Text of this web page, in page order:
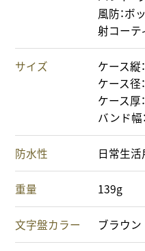
風防：ボ
射コーテ
サイズ
ケース縦
ケース径
ケース厚
バンド幅
防水性 日常生活
重量 139g
文字盤カラー ブラウン